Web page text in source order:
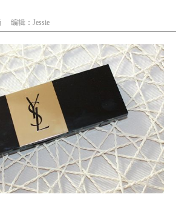
编辑：Jessie